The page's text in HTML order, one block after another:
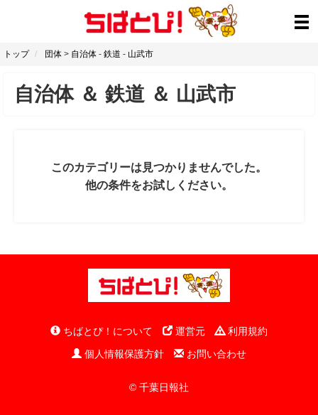
トップ 団体 > 自治体 - 鉄道 - 山武市
自治体＆ 鉄道 ＆ 山武市
このカテゴリーは見つかりませんでした。
他の条件をお試しください。
ちばとぴ！について 運営元
利用規約
個人情報保護方針
お問い合わせ
© 千葉日報社